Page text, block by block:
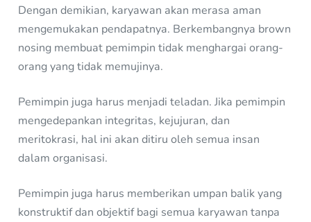
Dengan demikian, karyawan akan merasa aman
mengemukakan pendapatnya. Berkembangnya brown
nosing membuat pemimpin tidak menghargai orang-
orang yang tidak memujinya.
Pemimpin juga harus menjadi teladan. Jika pemimpin
mengedepankan integritas, kejujuran, dan
meritokrasi, hal ini akan ditiru oleh semua insan
dalam organisasi.
Pemimpin juga harus memberikan umpan balik yang
konstruktif dan objektif bagi semua karyawan tanpa